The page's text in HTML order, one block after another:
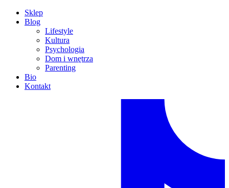
Sklep
Blog
Lifestyle
Kultura
Psychologia
Dom i wnętrza
Parenting
Bio
Kontakt